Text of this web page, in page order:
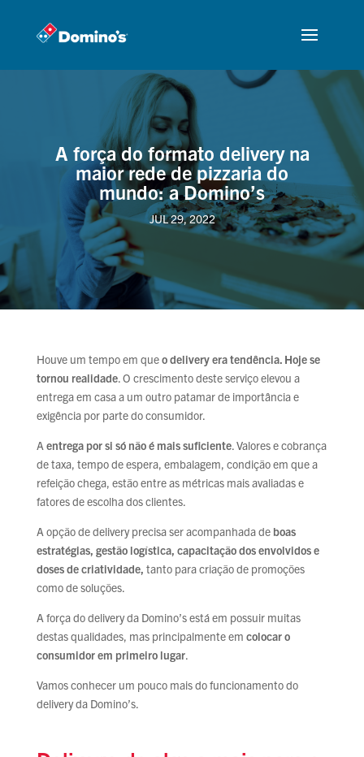
A força do formato delivery na
maior rede de pizzaria do
mundo: a Domino’s
JUL 29, 2022
Houve um tempo em queo delivery era tendência. Hoje se
tornou realidade. O crescimento deste serviço elevou a
entrega em casa a um outro patamar de importância e
exigência por parte do consumidor.
A entrega por si só não é mais suficiente. Valores e cobrança
de taxa, tempo de espera, embalagem, condição em que a
refeição chega, estão entre as métricas mais avaliadas e
fatores de escolha dos clientes.
A opção de delivery precisa ser acompanhada de boas
estratégias, gestão logística, capacitação dos envolvidos e
doses de criatividade, tanto para criação de promoções
como de soluções.
A força do delivery da Domino’s está em possuir muitas
destas qualidades, mas principalmente em colocar o
consumidor em primeiro lugar.
Vamos conhecer um pouco mais do funcionamento do
delivery da Domino’s.